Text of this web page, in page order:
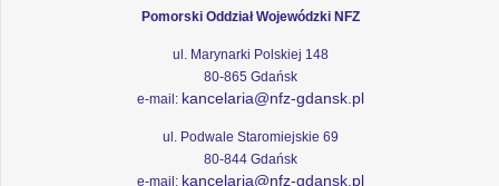
Pomorski Oddział Wojewódzki NFZ
ul. Marynarki Polskiej 148
80-865 Gdańsk
e-mail: kancelaria@nfz-gdansk.pl
ul. Podwale Staromiejskie 69
80-844 Gdańsk
e-mail: kancelaria@nfz-gdansk.pl